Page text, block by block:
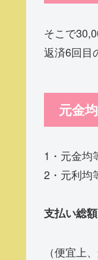
そこで
返済6回目
元金
1・元金均
2・元利均
支払い総額
（便宜上